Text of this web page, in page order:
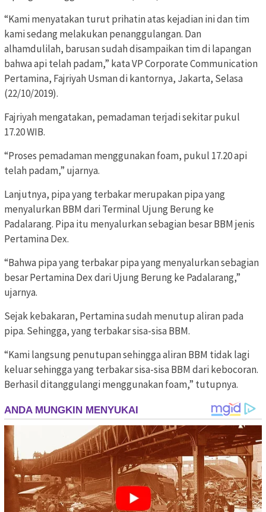
“Kami menyatakan turut prihatin atas kejadian ini dan tim
kami sedang melakukan penanggulangan. Dan
alhamdulilah, barusan sudah disampaikan tim di lapangan
bahwa api telah padam,” kata VP Corporate Communication
Pertamina, Fajriyah Usman di kantornya, Jakarta, Selasa
(22/10/2019).
Fajriyah mengatakan, pemadaman terjadi sekitar pukul
17.20 WIB.
“Proses pemadaman menggunakan foam, pukul 17.20 api
telah padam,” ujarnya.
Lanjutnya, pipa yang terbakar merupakan pipa yang
menyalurkan BBM dari Terminal Ujung Berung ke
Padalarang. Pipa itu menyalurkan sebagian besar BBM jenis
Pertamina Dex.
“Bahwa pipa yang terbakar pipa yang menyalurkan sebagian
besar Pertamina Dex dari Ujung Berung ke Padalarang,”
ujarnya.
Sejak kebakaran, Pertamina sudah menutup aliran pada
pipa. Sehingga, yang terbakar sisa-sisa BBM.
“Kami langsung penutupan sehingga aliran BBM tidak lagi
keluar sehingga yang terbakar sisa-sisa BBM dari kebocoran.
Berhasil ditanggulangi menggunakan foam,” tutupnya.